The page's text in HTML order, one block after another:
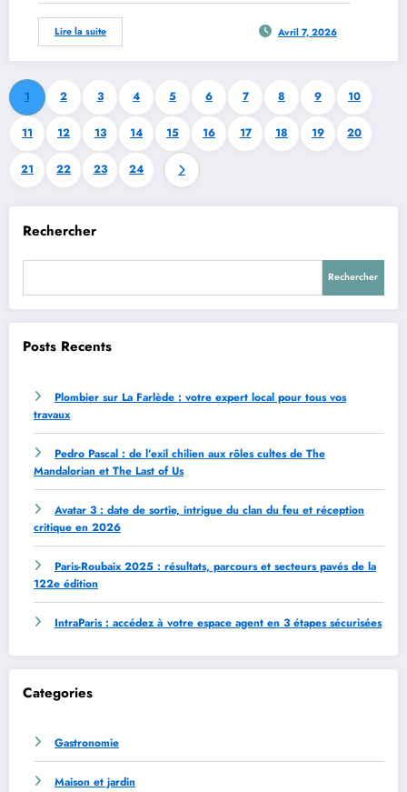
Lire la suite Avril 7, 2026
1 2 3 4 5 6 7 8 9 10
11 12 13 14 15 16 17 18 19 20
21 22 23 24
Rechercher
Rechercher
Posts Recents
Plombier sur La Farlède : votre expert local pour tous vos
travaux
Pedro Pascal : de l’exil chilien aux rôles cultes de The
Mandalorian et The Last of Us
Avatar 3 : date de sortie, intrigue du clan du feu et réception
critique en 2026
Paris-Roubaix 2025 : résultats, parcours et secteurs pavés de la
122e édition
IntraParis : accédez à votre espace agent en 3 étapes sécurisées
Categories
Gastronomie
Maison et jardin